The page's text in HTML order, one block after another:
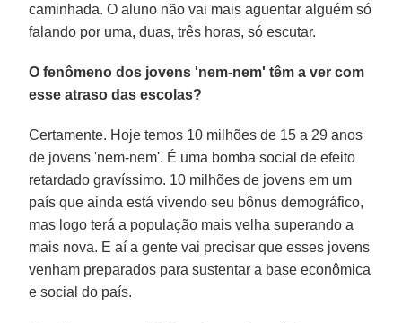
caminhada. O aluno não vai mais aguentar alguém só
falando por uma, duas, três horas, só escutar.
O fenômeno dos jovens 'nem-nem' têm a ver com
esse atraso das escolas?
Certamente. Hoje temos 10 milhões de 15 a 29 anos
de jovens 'nem-nem'. É uma bomba social de efeito
retardado gravíssimo. 10 milhões de jovens em um
país que ainda está vivendo seu bônus demográfico,
mas logo terá a população mais velha superando a
mais nova. E aí a gente vai precisar que esses jovens
venham preparados para sustentar a base econômica
e social do país.